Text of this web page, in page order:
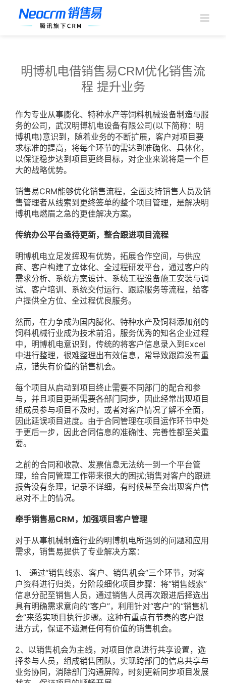
明博机电借销售易CRM优化销售流
程 提升业务
作为专业从事膨化、特种水产等饲料机械设备制造与服
务的公司，武汉明博机电设备有限公司(以下简称：明
博机电)意识到，随着业务的不断扩展，客户对项目要
求标准的提高，将每个环节的需达到准确化、具体化，
以保证稳步达到项目更终目标，对企业来说将是一个巨
大的战略优势。
销售易CRM能够优化销售流程，全面支持销售人员及销
售管理者从线索到更终签单的整个项目管理，是解决明
博机电燃眉之急的更佳解决方案。
传统办公平台亟待更新，整合跟进项目流程
明博机电立足发挥现有优势，拓展合作空间，与供应
商、客户构建了立体化、全过程研发平台，通过客户的
需求分析、系统方案设计、系统工程设备施工安装与调
试、客户培训、系统交付运行、跟踪服务等流程，给客
户提供全方位、全过程优良服务。
然而，在力争成为国内膨化、特种水产及饲料添加剂的
饲料机械行业成为技术前沿，服务优秀的知名企业过程
中，明博机电意识到，传统的将客户信息录入到Excel
中进行整理，很难整理出有效信息，常导致跟踪没有重
点，错失有价值的销售机会。
每个项目从启动到项目终止需要不同部门的配合和参
与，并且项目更新需要各部门同步，因此经常出现项目
组成员参与项目不及时，或者对客户情况了解不全面，
因此延误项目进度。由于合同管理在项目运作环节中处
于更后一步，因此合同信息的准确性、完善性都至关重
要。
之前的合同和收款、发票信息无法统一到一个平台管
理，给合同管理工作带来很大的困扰;销售对客户的跟进
报告没有条理，记录不详细，有时候甚至会出现客户信
息对不上的情况。
牵手销售易CRM，加强项目客户管理
对于从事机械制造行业的明博机电所遇到的问题和应用
需求，销售易提供了专业解决方案：
1、 通过“销售线索、客户、销售机会”三个环节，对客
户资料进行归类，分阶段细化项目步骤：将“销售线索”
信息分配至销售人员，通过销售人员再次跟进后择选出
具有明确需求意向的“客户”，利用针对“客户”的“销售机
会”来落实项目执行步骤。这种有重点有节奏的客户跟
进方式，保证不遗漏任何有价值的销售机会。
2、以销售机会为主线，对项目信息进行共享设置，选
择参与人员，组成销售团队，实现跨部门的信息共享与
业务协同，消除部门沟通屏障，时刻更新同步项目发展